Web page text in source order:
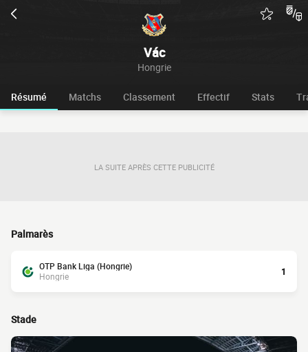
Vác
Hongrie
Résumé Matchs Classement Effectif Stats
LA SUITE APRÈS CETTE PUBLICITÉ
Palmarès
OTP Bank Liga (Hongrie)
Hongrie
1
Stade